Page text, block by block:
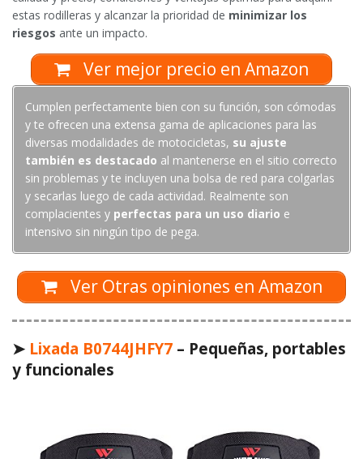
estas rodilleras y alcanzar la prioridad de minimizar los
riesgos ante un impacto.
Ver mejor precio en Amazon
Cumplen perfectamente bien con su función, son cómodas
y te ofrecen una extensa gama de aplicaciones para las
diversas modalidades de motocicletas, su ajuste
también es destacado al mantenerse en el sitio correcto
sin problemas y te incluyen una bolsa de red para colgarlas
y secarlas luego de cada actividad. Realmente son
complacientes y perfectas para un uso diario e
intensivo sin ningún tipo de pega.
Ver Otras opiniones en Amazon
➤ Lixada B0744JHFY7 – Pequeñas, portables
y funcionales